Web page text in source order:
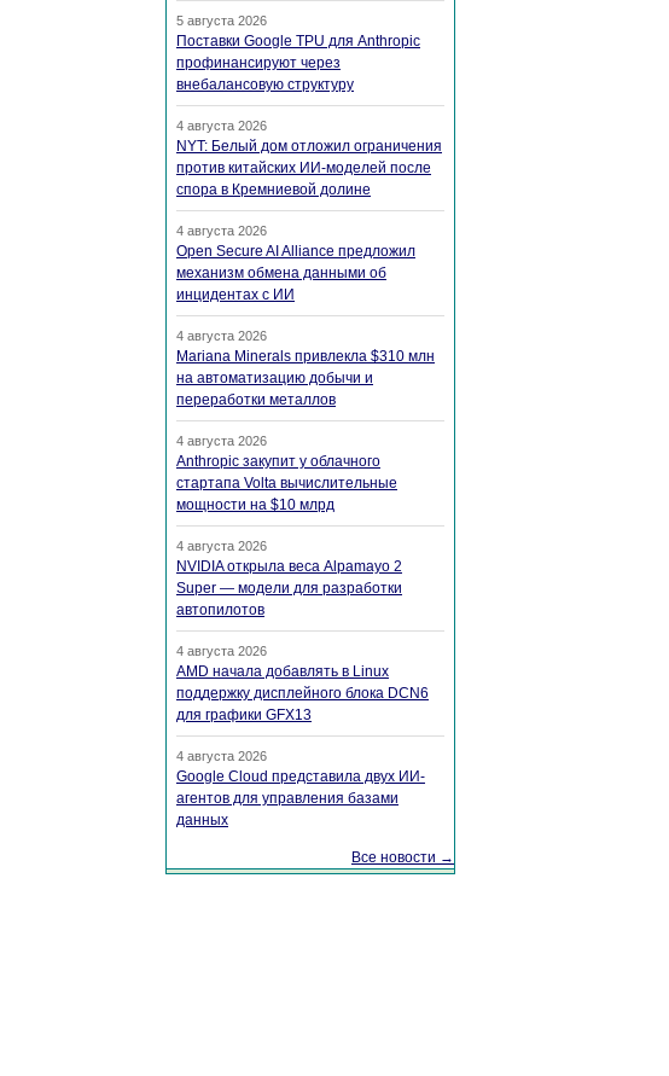
5 августа 2026
Поставки Google TPU для Anthropic
профинансируют через
внебалансовую структуру
4 августа 2026
NYT: Белый дом отложил ограничения
против китайских ИИ-моделей после
спора в Кремниевой долине
4 августа 2026
Open Secure AI Alliance предложил
механизм обмена данными об
инцидентах с ИИ
4 августа 2026
Mariana Minerals привлекла $310 млн
на автоматизацию добычи и
переработки металлов
4 августа 2026
Anthropic закупит у облачного
стартапа Volta вычислительные
мощности на $10 млрд
4 августа 2026
NVIDIA открыла веса Alpamayo 2
Super — модели для разработки
автопилотов
4 августа 2026
AMD начала добавлять в Linux
поддержку дисплейного блока DCN6
для графики GFX13
4 августа 2026
Google Cloud представила двух ИИ-
агентов для управления базами
данных
Все новости →